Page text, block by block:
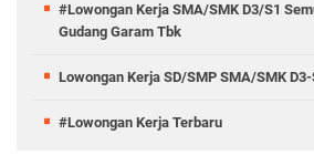
#Lowongan Kerja SMA/SMK D3/S1
Gudang Garam Tbk
Lowongan Kerja SD/SMP SMA/SMK
#Lowongan Kerja Terbaru